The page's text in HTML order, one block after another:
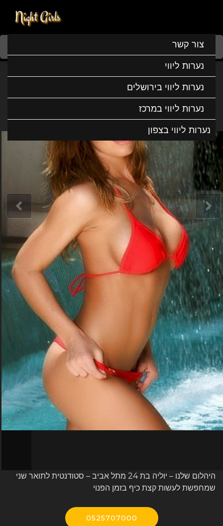
Night Girls
צור קשר
נערות ליווי
נערות ליווי בירושלים
נערות ליווי במרכז
נערות ליווי בצפון
Home
יוליה היא בחורה מבוקשת ביותר
יוליה היא בחורה מבוקשת ביותר
היהלום שלנו – יוליה בת 24 מתל אביב – סטודנטית לתואר שני
שמחפשת לעשות קצת כיף בזמן הפנוי
0525707000